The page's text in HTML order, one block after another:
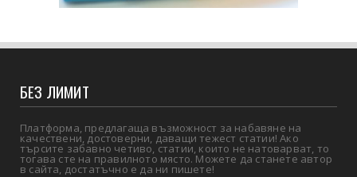
БЕЗ ЛИМИТ
Платформа, предлагаща възможност за набавяне на
качествени, достоверни, даващи тежест статии! Ако
търсите забавно четиво, статии, които не натоварват, то
тогава сте на правилното място. Можете да станете автор
в сайта, достатъчно е да ни пишете!